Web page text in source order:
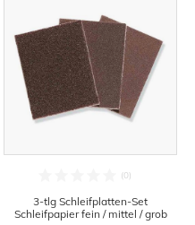
3-tlg Schleifplatten-Set
Schleifpapier fein / mittel / grob